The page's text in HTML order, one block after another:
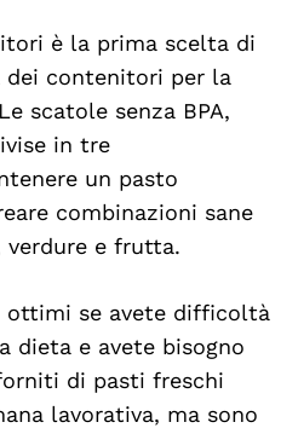
è la prima scelta di
dei contenitori per la
scatole senza BPA,
in tre
un pasto
combinazioni sane
e frutta.
ottimi se avete difficoltà
dieta e avete bisogno
di pasti freschi
lavorativa, ma sono